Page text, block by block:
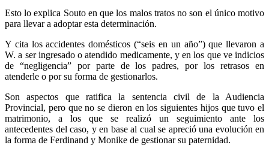
Esto lo explica Souto en que los malos tratos no son el único motivo
para llevar a adoptar esta determinación.
Y cita los accidentes domésticos (“seis en un año”) que llevaron a
W. a ser ingresado o atendido medicamente, y en los que ve indicios
de “negligencia” por parte de los padres, por los retrasos en
atenderle o por su forma de gestionarlos.
Son aspectos que ratifica la sentencia civil de la Audiencia
Provincial, pero que no se dieron en los siguientes hijos que tuvo el
matrimonio, a los que se realizó un seguimiento ante los
antecedentes del caso, y en base al cual se apreció una evolución en
la forma de Ferdinand y Monike de gestionar su paternidad.